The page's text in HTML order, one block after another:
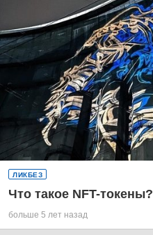
ЛИКБЕЗ
Что такое NFT-токены?
больше 5 лет назад